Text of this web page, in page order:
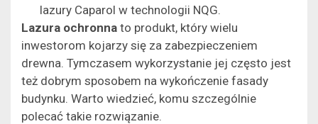
lazury Caparol w technologii NQG.
Lazura ochronna to produkt, który wielu
inwestorom kojarzy się za zabezpieczeniem
drewna. Tymczasem wykorzystanie jej często jest
też dobrym sposobem na wykończenie fasady
budynku. Warto wiedzieć, komu szczególnie
polecać takie rozwiązanie.